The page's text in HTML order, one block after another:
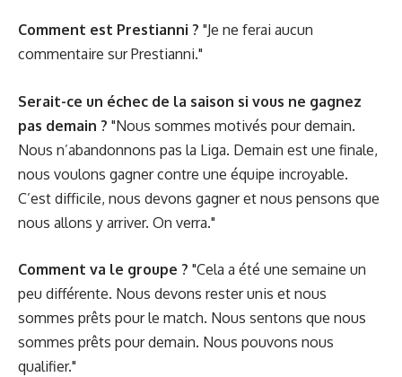
Comment est Prestianni ? "Je ne ferai aucun
commentaire sur Prestianni."
Serait-ce un échec de la saison si vous ne gagnez
pas demain ? "Nous sommes motivés pour demain.
Nous n’abandonnons pas la Liga. Demain est une finale,
nous voulons gagner contre une équipe incroyable.
C’est difficile, nous devons gagner et nous pensons que
nous allons y arriver. On verra."
Comment va le groupe ? "Cela a été une semaine un
peu différente. Nous devons rester unis et nous
sommes prêts pour le match. Nous sentons que nous
sommes prêts pour demain. Nous pouvons nous
qualifier."